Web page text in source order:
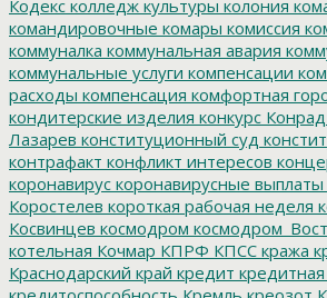
Кодекс колледж культуры колония
командировочные комары комиссия
коммуналка коммунальная авария
коммунальные услуги компенсации
расходы компенсация комфортная
кондитерские изделия конкурс Конрад
Лазарев конституционный суд
контрафакт конфликт интересов
коронавирус коронавирусные выплаты
Коростелев короткая рабочая неделя
Косвинцев космодром
котельная Кочмар КПРФ КПСС кража
Краснодарский край кредит